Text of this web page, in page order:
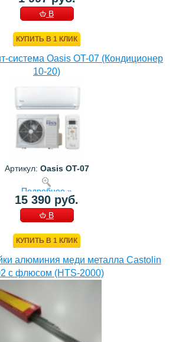
В
КУПИТЬ В 1 КЛИК
система Oasis OT-07 (Кондиционер
10-20)
Артикул: Oasis OT-07
Подробнее »
15 390 руб.
В
КУПИТЬ В 1 КЛИК
алюминия меди металла Castolin
с флюсом (HTS-2000)